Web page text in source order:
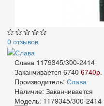
0 отзывов
Слава 1179345/300-2414
Заканчивается 6740 6740р.
Производитель: Слава
Наличие: Заканчивается
Модель: 1179345/300-2414